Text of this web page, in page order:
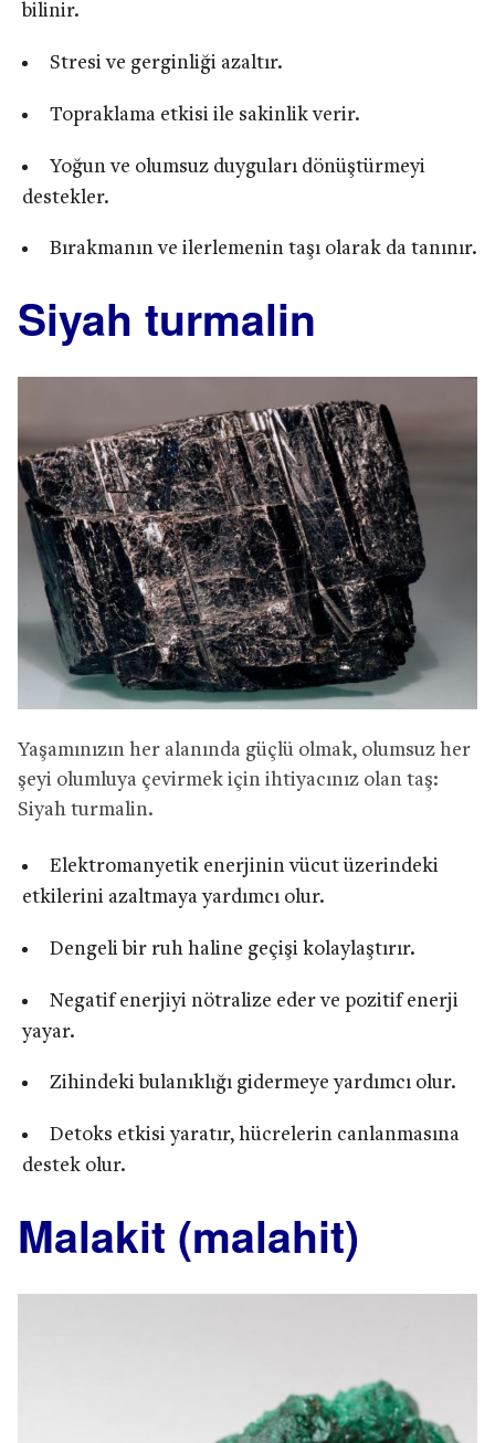
bilinir.
Stresi ve gerginliği azaltır.
Topraklama etkisi ile sakinlik verir.
Yoğun ve olumsuz duyguları dönüştürmeyi
destekler.
Bırakmanın ve ilerlemenin taşı olarak da tanınır.
Siyah turmalin
Yaşamınızın her alanında güçlü olmak, olumsuz her
şeyi olumluya çevirmek için ihtiyacınız olan taş:
Siyah turmalin.
Elektromanyetik enerjinin vücut üzerindeki
etkilerini azaltmaya yardımcı olur.
Dengeli bir ruh haline geçişi kolaylaştırır.
Negatif enerjiyi nötralize eder ve pozitif enerji
yayar.
Zihindeki bulanıklığı gidermeye yardımcı olur.
Detoks etkisi yaratır, hücrelerin canlanmasına
destek olur.
Malakit (malahit)